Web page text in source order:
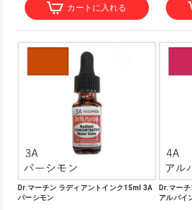
カートに入れる
Dr.マーチン ラディアントインク15ml 3A
パーシモン
Dr.マー
アルパイ